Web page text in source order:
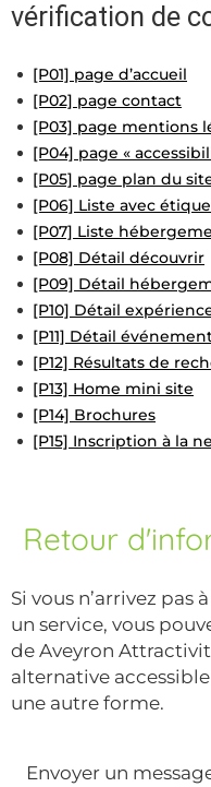
vérification de
[P01] page d’accueil
[P02] page contact
[P03] page mentions
[P04] page «
[P05] page plan du
[P06] Liste avec
[P07] Liste
[P08] Détail découvrir
[P09] Détail
[P10] Détail
[P11] Détail
[P12] Résultats de
[P13] Home mini site
[P14] Brochures
[P15] Inscription à la
Retour
Si vous n’arrivez pas
un service, vous
de Aveyron
alternative
une autre forme.
Envoyer un